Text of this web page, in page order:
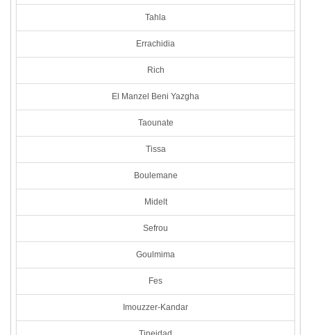
Tahla
Errachidia
Rich
El Manzel Beni Yazgha
Taounate
Tissa
Boulemane
Midelt
Sefrou
Goulmima
Fes
Imouzzer-Kandar